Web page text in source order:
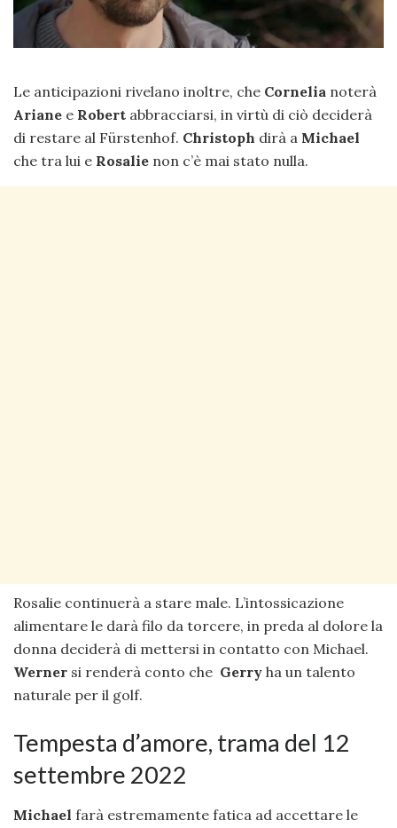
Le anticipazioni rivelano inoltre, che Cornelia noterà
Ariane e Robert abbracciarsi, in virtù di ciò deciderà
di restare al Fürstenhof. Christoph dirà a Michael
che tra lui e Rosalie non c’è mai stato nulla.
Rosalie continuerà a stare male. L’intossicazione
alimentare le darà filo da torcere, in preda al dolore la
donna deciderà di mettersi in contatto con Michael.
Werner si renderà conto che Gerry ha un talento
naturale per il golf.
Tempesta d’amore, trama del 12
settembre 2022
Michael farà estremamente fatica ad accettare le